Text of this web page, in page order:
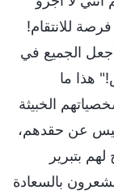
للانتقام!
الجميع في
هذا ما
الخبيثة
عن حقدهم،
بتبرير
بالسعادة